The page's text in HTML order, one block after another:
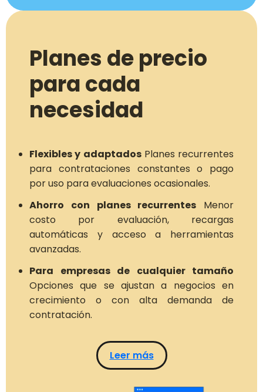
Planes de precio
para cada
necesidad
Flexibles y adaptadosPlanes recurrentes
para contrataciones constantes o pago
por uso para evaluaciones ocasionales.
Ahorro con planes recurrentes Menor
costo por evaluación, recargas
automáticas y acceso a herramientas
avanzadas.
Para empresas de cualquier tamaño
Opciones que se ajustan a negocios en
crecimiento o con alta demanda de
contratación.
Leer más